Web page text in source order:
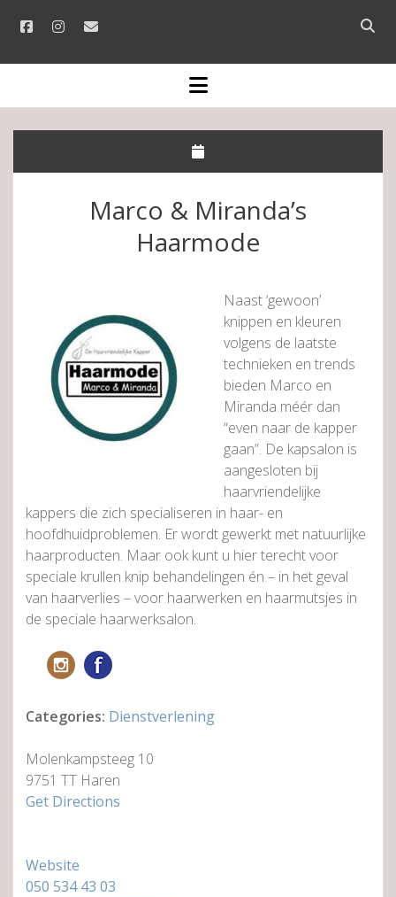
facebookinstagram
email
Open
bar
open
menu
Marco & Miranda’s
Haarmode
Naast ‘gewoon’
knippen en kleuren
volgens de laatste
technieken en trends
bieden Marco en
Miranda méér dan
“even naar de kapper
gaan”. De kapsalon is
aangesloten bij
haarvriendelijke
kappers die zich specialiseren in haar- en
hoofdhuidproblemen. Er wordt gewerkt met natuurlijke
haarproducten. Maar ook kunt u hier terecht voor
speciale krullen knip behandelingen én – in het geval
van haarverlies – voor haarwerken en haarmutsjes in
de speciale haarwerksalon.
Categories: Dienstverlening
Molenkampsteeg 10
9751 TT Haren
Get Directions
Website
050 534 43 03